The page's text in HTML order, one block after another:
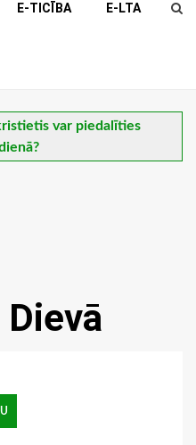
E-TICĪBA E-LTA
var piedalīties